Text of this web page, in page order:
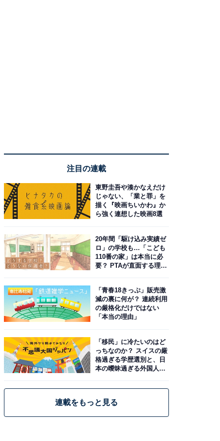
注目の連載
東野圭吾や湊かなえだけ
じゃない、「業と罪」を
描く『映画ちいかわ』か
ら強く連想した映画8選
20年間「駆け込み実績ゼ
ロ」の学校も…「こども
110番の家」は本当に必
要？ PTAが直面する理想
「青春18きっぷ」販売激
減の裏に何が？ 連続利用
の厳格化だけではない
「本当の理由」
「移民」に冷たいのはど
っちなのか？ スイスの厳
格過ぎる学歴選別と、日
本の曖昧過ぎる外国人政
連載をもっと見る